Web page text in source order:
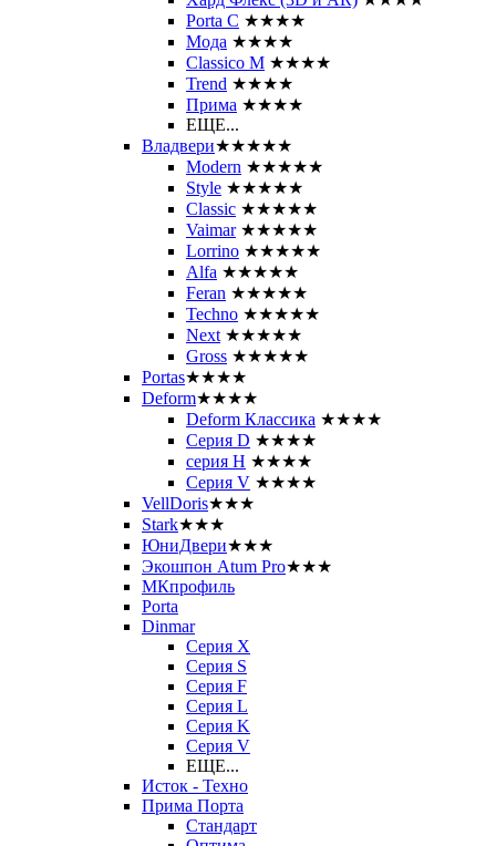
Porta C ★★★★
Мода ★★★★
Classico M ★★★★
Trend ★★★★
Прима ★★★★
ЕЩЕ...
Владвери★★★★★
Modern ★★★★★
Style ★★★★★
Classic ★★★★★
Vaimar ★★★★★
Lorrino ★★★★★
Alfa ★★★★★
Feran ★★★★★
Techno ★★★★★
Next ★★★★★
Gross ★★★★★
Portas★★★★
Deform★★★★
Deform Классика ★★★★
Серия D ★★★★
серия H ★★★★
Серия V ★★★★
VellDoris★★★
Stark★★★
ЮниДвери★★★
Экошпон Atum Pro★★★
МКпрофиль
Porta
Dinmar
Серия X
Серия S
Серия F
Серия L
Серия K
Серия V
ЕЩЕ...
Исток - Техно
Прима Порта
Стандарт